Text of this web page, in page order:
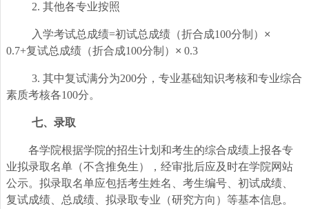
2. 其他各专业按照
入学考试总成绩=初试总成绩（折合成100分制） ×
0.7+复试总成绩（折合成100分制） × 0.3
3. 其中复试满分为200分，专业基础知识考核和专业综合
素质考核各100分。
七、录取
各学院根据学院的招生计划和考生的综合成绩上报各专
业拟录取名单（不含推免生），经审批后应及时在学院网站
公示。拟录取名单应包括考生姓名、考生编号、初试成绩、
复试成绩、总成绩、拟录取专业（研究方向）等基本信息。